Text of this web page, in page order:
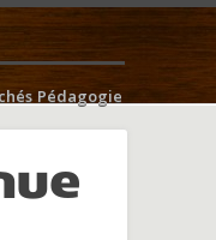
Pédagogie